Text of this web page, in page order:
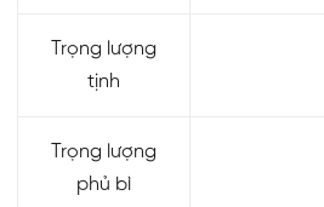
Trọng lượng
tịnh
Trọng lượng
phủ bì